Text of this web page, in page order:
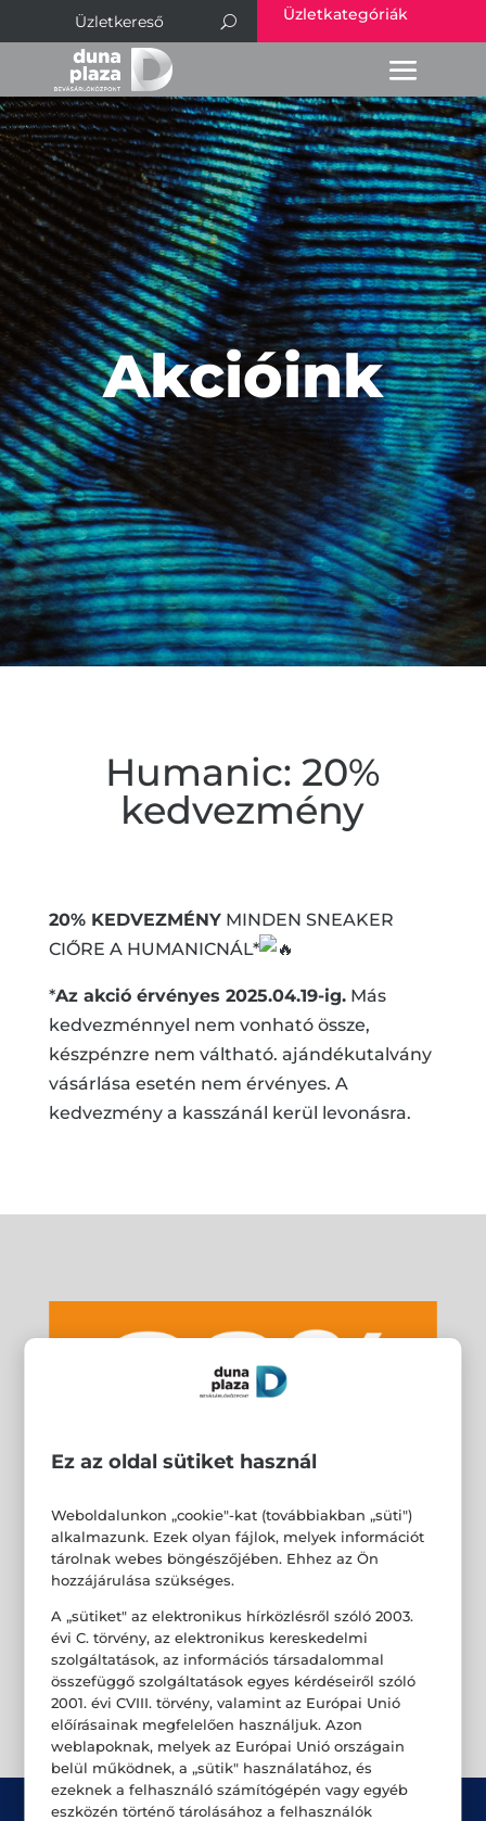
Üzletkategóriák
Akcióink
Humanic: 20%
kedvezmény
20% KEDVEZMÉNYMINDEN SNEAKER
CIŐRE A HUMANICNÁL*
*Az akció érvényes 2025.04.19-ig.Más
kedvezménnyel nem vonható össze,
készpénzre nem váltható. ajándékutalvány
vásárlása esetén nem érvényes. A
kedvezmény a kasszánál kerül levonásra.
Ez az oldal sütiket használ
Weboldalunkon „cookie"-kat (továbbiakban „süti")
alkalmazunk. Ezek olyan fájlok, melyek információt
tárolnak webes böngészőjében. Ehhez az Ön
hozzájárulása szükséges.
A „sütiket" az elektronikus hírközlésről szóló 2003.
évi C. törvény, az elektronikus kereskedelmi
szolgáltatások, az információs társadalommal
összefüggő szolgáltatások egyes kérdéseiről szóló
2001. évi CVIII. törvény, valamint az Európai Unió
előírásainak megfelelően használjuk. Azon
weblapoknak, melyek az Európai Unió országain
belül működnek, a „sütik" használatához, és
ezeknek a felhasználó számítógépén vagy egyéb
eszközén történő tárolásához a felhasználók